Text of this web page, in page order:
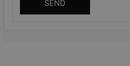
SEND
woocommerce_recently_viewed